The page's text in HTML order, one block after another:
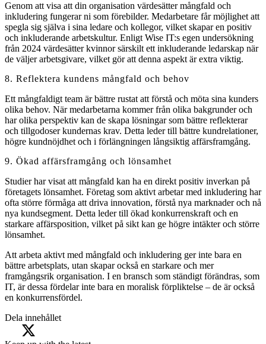
Genom att visa att din organisation värdesätter mångfald och
inkludering fungerar ni som förebilder. Medarbetare får möjlighet att
spegla sig själva i sina ledare och kollegor, vilket skapar en positiv
och inkluderande arbetskultur. Enligt Wise IT:s egen undersökning
från 2024 värdesätter kvinnor särskilt ett inkluderande ledarskap när
de väljer arbetsgivare, vilket gör att denna aspekt är extra viktig.
8. Reflektera kundens mångfald och behov
Ett mångfaldigt team är bättre rustat att förstå och möta sina kunders
olika behov. När medarbetarna kommer från olika bakgrunder och
har olika perspektiv kan de skapa lösningar som bättre reflekterar
och tillgodoser kundernas krav. Detta leder till bättre kundrelationer,
högre kundnöjdhet och i förlängningen långsiktig affärsframgång.
9. Ökad affärsframgång och lönsamhet
Studier har visat att mångfald kan ha en direkt positiv inverkan på
företagets lönsamhet. Företag som aktivt arbetar med inkludering har
ofta större förmåga att driva innovation, förstå nya marknader och nå
nya kundsegment. Detta leder till ökad konkurrenskraft och en
starkare affärsposition, vilket på sikt kan ge högre intäkter och större
lönsamhet.
Att arbeta aktivt med mångfald och inkludering ger inte bara en
bättre arbetsplats, utan skapar också en starkare och mer
framgångsrik organisation. I en bransch som ständigt förändras, som
IT, är dessa fördelar inte bara en moralisk förpliktelse – de är också
en konkurrensfördel.
Dela innehållet